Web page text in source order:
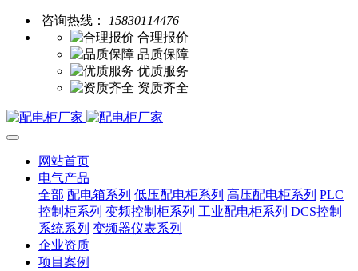
咨询热线：
15830114476
合理报价
品质保障
优质服务
资质齐全
网站首页
电气产品
全部 配电箱系列 低压配电柜系列 高压配电柜系列 PLC
控制柜系列 变频控制柜系列 工业配电柜系列 DCS控制
系统系列 变频器仪表系列
企业资质
项目案例